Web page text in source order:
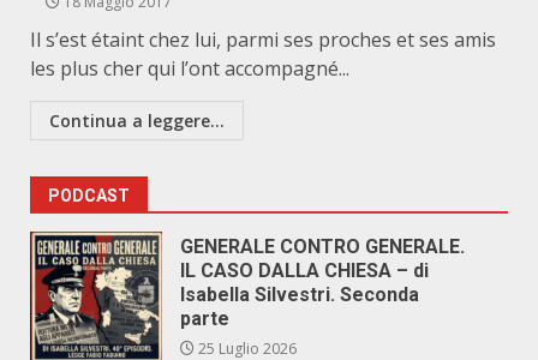
Il s’est étaint chez lui, parmi ses proches et ses amis
les plus cher qui l’ont accompagné...
Continua a leggere...
PODCAST
GENERALE CONTRO GENERALE.
IL CASO DALLA CHIESA – di
Isabella Silvestri. Seconda
parte
25 Luglio 2026